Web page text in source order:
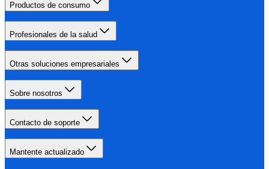
Productos de consumo
Profesionales de la salud
Otras soluciones empresariales
Sobre nosotros
Contacto de soporte
Mantente actualizado